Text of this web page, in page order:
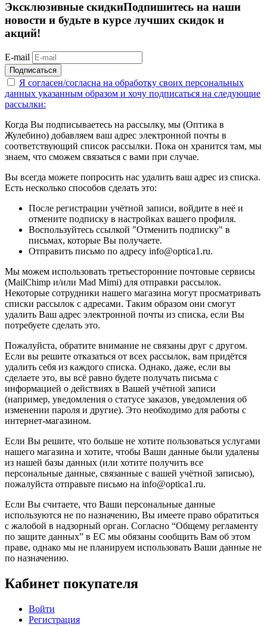
Эксклюзивные скидкиПодпишитесь на наши
новости и будьте в курсе лучших скидок и
акций!
E-mail
Подписаться
Я согласен/согласна на обработку своих персональных
данных указанным образом и хочу подписаться на следующие
рассылки:
Когда Вы подписываетесь на рассылку, мы (Оптика в
Жулебино) добавляем ваш адрес электронной почты в
соответствующий список рассылки. Пока он хранится там, мы
знаем, что сможем связаться с вами при случае.
Вы всегда можете попросить нас удалить ваш адрес из списка.
Есть несколько способов сделать это:
После регистрации учётной записи, войдите в неё и
отмените подписку в настройках вашего профиля.
Воспользуйтесь ссылкой "Отменить подписку" в
письмах, которые Вы получаете.
Отправить письмо по адресу info@optica1.ru.
Мы можем использовать третьесторонние почтовые сервисы
(MailChimp и/или Mad Mimi) для отправки рассылок.
Некоторые сотрудники нашего магазина могут просматривать
списки рассылок с адресами. Таким образом они смогут
удалить Ваш адрес электронной почты из списка, если Вы
потребуете сделать это.
Пожалуйста, обратите внимание не связаны друг с другом.
Если вы решите отказаться от всех рассылок, вам придётся
удалить себя из каждого списка. Однако, даже, если вы
сделаете это, вы всё равно будете получать письма с
информацией о действиях в Вашей учётной записи
(например, уведомления о статусе заказов, уведомления об
изменении пароля и другие). Это необходимо для работы с
интернет-магазином.
Если Вы решите, что больше не хотите пользоваться услугами
нашего магазина и хотите, чтобы Ваши данные были удалены
из нашей базы данных (или хотите получить все
персональные данные, связанные с вашей учётной записью),
пожалуйста отправьте письмо на info@optica1.ru.
Если Вы считаете, что Ваши персональные данные
используются не по назначению, Вы имеете право обратиться
с жалобой в надзорный орган. Согласно “Общему регламенту
по защите данных” в ЕС мы обязаны сообщить Вам об этом
праве, однако мы не планируем использовать Ваши данные не
по назначению.
Кабинет покупателя
Войти
Регистрация